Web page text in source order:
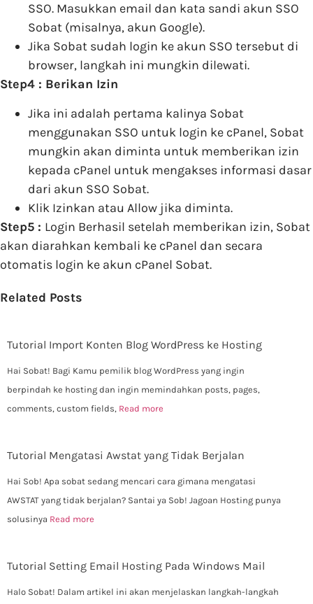
SSO. Masukkan email dan kata sandi akun SSO
Sobat (misalnya, akun Google).
Jika Sobat sudah login ke akun SSO tersebut di
browser, langkah ini mungkin dilewati.
Step4 : Berikan Izin
Jika ini adalah pertama kalinya Sobat
menggunakan SSO untuk login ke cPanel, Sobat
mungkin akan diminta untuk memberikan izin
kepada cPanel untuk mengakses informasi dasar
dari akun SSO Sobat.
Klik Izinkan atau Allow jika diminta.
Step5 : Login Berhasil setelah memberikan izin, Sobat
akan diarahkan kembali ke cPanel dan secara
otomatis login ke akun cPanel Sobat.
Related Posts
Tutorial Import Konten Blog WordPress ke Hosting
Hai Sobat! Bagi Kamu pemilik blog WordPress yang ingin
berpindah ke hosting dan ingin memindahkan posts, pages,
comments, custom fields, Read more
Tutorial Mengatasi Awstat yang Tidak Berjalan
Hai Sob! Apa sobat sedang mencari cara gimana mengatasi
AWSTAT yang tidak berjalan? Santai ya Sob! Jagoan Hosting punya
solusinya Read more
Tutorial Setting Email Hosting Pada Windows Mail
Halo Sobat! Dalam artikel ini akan menjelaskan langkah-langkah